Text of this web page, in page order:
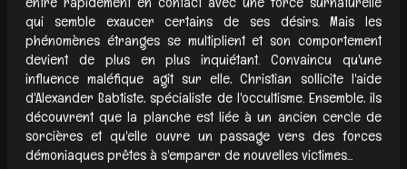
qui semble exaucer certains de ses désirs. Mais les
phénomènes étranges se multiplient et son comportement
devient de plus en plus inquiétant. Convaincu qu'une
influence maléfique agit sur elle, Christian sollicite l'aide
d'Alexander Babtiste, spécialiste de l'occultisme. Ensemble, ils
découvrent que la planche est liée à un ancien cercle de
sorcières et qu'elle ouvre un passage vers des forces
démoniaques prêtes à s'emparer de nouvelles victimes...